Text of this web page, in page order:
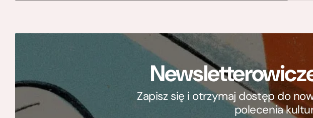
Zapisz się i otrzymaj dostęp do
polecenia